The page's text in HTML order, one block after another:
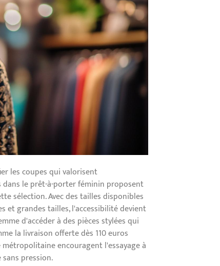
les coupes qui valorisent
dans le prêt-à-porter féminin proposent
sélection. Avec des tailles disponibles
et grandes tailles, l'accessibilité devient
d'accéder à des pièces stylées qui
la livraison offerte dès 110 euros
encouragent l'essayage à
pression.